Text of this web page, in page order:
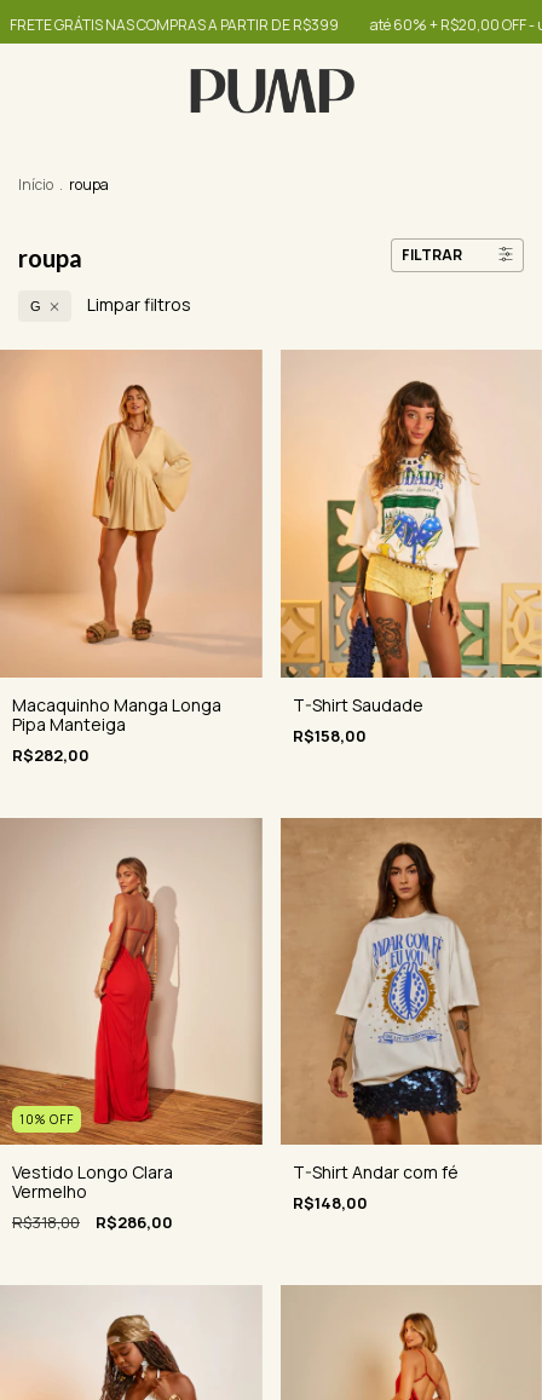
A PARTIR DE R$399 até 60% + R$20,00 OFF - use o cupom OIBONITA
Início . roupa
roupa FILTRAR
G Limpar filtros
Macaquinho Manga Longa
Pipa Manteiga
R$282,00
T-Shirt Saudade
R$158,00
10% OFF
Vestido Longo Clara
Vermelho
R$318,00 R$286,00
T-Shirt Andar com fé
R$148,00